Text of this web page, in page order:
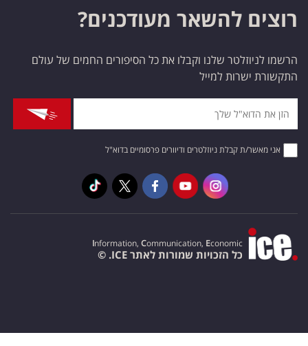
רוצים להשאר מעודכנים?
הרשמו לניוזלטר שלנו וקבלו את כל הסיפורים החמים של עולם
התקשורת ישרות למייל
אני מאשר/ת קבלת ניוזלטרים ודיוורים פרסומיים בדוא"ל
Information, Communication, Economic
כל הזכויות שמורות לאתר ICE. ©